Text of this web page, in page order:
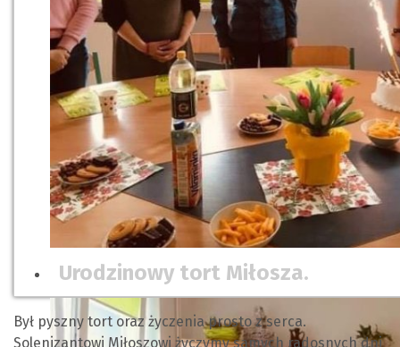
Urodzinowy tort Miłosza.
Był pyszny tort oraz życzenia prosto z serca.
Solenizantowi Miłoszowi życzymy samych radosnych dni